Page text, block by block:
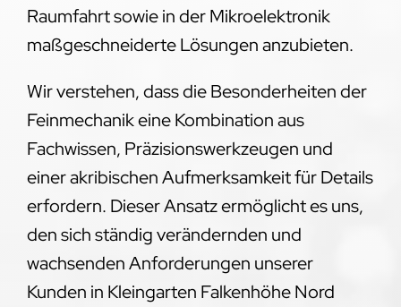
Raumfahrt sowie in der Mikroelektronik
maßgeschneiderte Lösungen anzubieten.
Wir verstehen, dass die Besonderheiten der
Feinmechanik eine Kombination aus
Fachwissen, Präzisionswerkzeugen und
einer akribischen Aufmerksamkeit für Details
erfordern. Dieser Ansatz ermöglicht es uns,
den sich ständig verändernden und
wachsenden Anforderungen unserer
Kunden in Kleingarten Falkenhöhe Nord